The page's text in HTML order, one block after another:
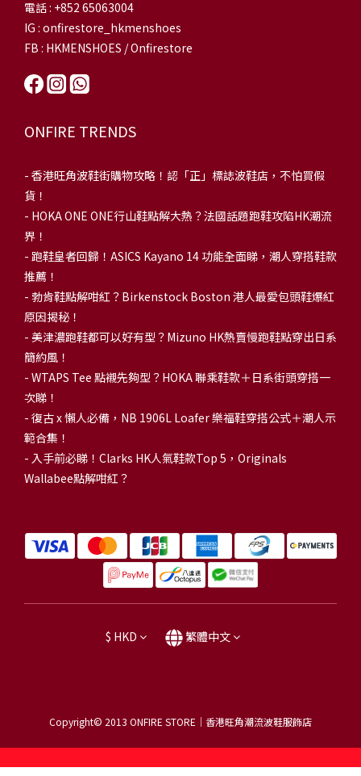
電話 : +852 65063004
IG : onfirestore_hkmenshoes
FB : HKMENSHOES / Onfirestore
ONFIRE TRENDS
- 香港旺角波鞋街購物攻略！認「正」標誌波鞋店，不怕買假
貨！
- HOKA ONE ONE行山鞋點解大熱？法國話題跑鞋攻陷HK潮流
界！
- 跑鞋皇者回歸！ASICS Kayano 14 功能全面睇，潮人穿搭鞋款
推薦！
- 勃肯鞋點解咁紅？Birkenstock Boston 港人最愛包頭鞋爆紅
原因揭秘！
- 美津濃跑鞋都可以好有型？Mizuno HK熱賣慢跑鞋點穿出日系
簡約風！
- WTAPS Tee 點襯先夠型？HOKA 聯乘鞋款＋日系街頭穿搭一
次睇！
- 復古 x 懶人必備，NB 1906L Loafer 樂福鞋穿搭公式＋潮人示
範合集！
- 入手前必睇！Clarks HK人氣鞋款Top 5，Originals
Wallabee點解咁紅？
$ HKD 繁體中文
Copyright© 2013 ONFIRE STORE｜香港旺角潮流波鞋服飾店